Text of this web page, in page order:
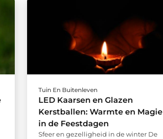
Tuin En Buitenleven
LED Kaarsen en Glazen
Kerstballen: Warmte en Magie
in de Feestdagen
Sfeer en gezelligheid in de winter De